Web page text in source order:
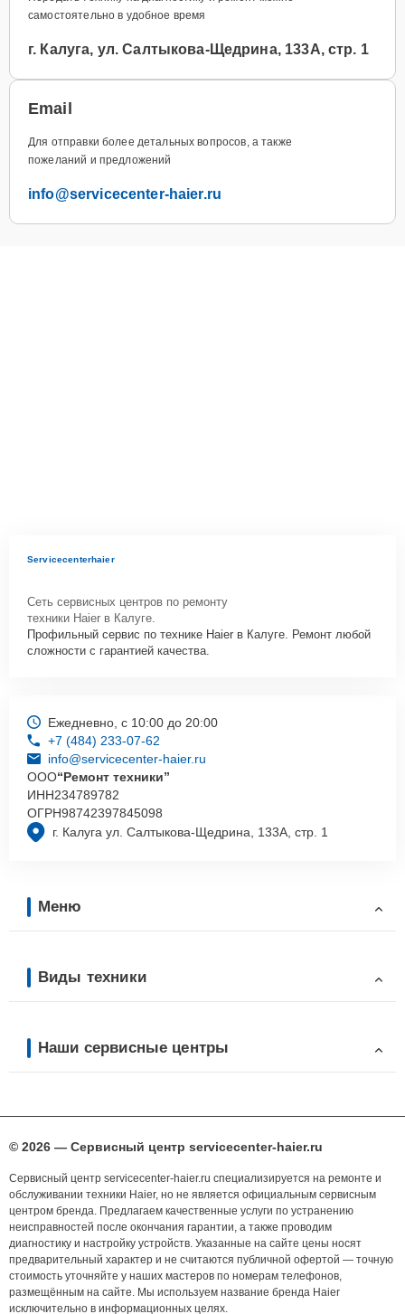
самостоятельно в удобное время
г. Калуга, ул. Салтыкова-Щедрина, 133А, стр. 1
Email
Для отправки более детальных вопросов, а также
пожеланий и предложений
info@servicecenter-haier.ru
Servicecenterhaier
Сеть сервисных центров по ремонту
техники Haier в Калуге.
Профильный сервис по технике Haier в Калуге. Ремонт любой
сложности с гарантией качества.
г. Калуга ул. Салтыкова-Щедрина, 133А, стр. 1
Ежедневно, с 10:00 до 20:00
+7 (484) 233-07-62
info@servicecenter-haier.ru
ООО“Ремонт техники”
ИНН234789782
ОГРН98742397845098
Меню
Виды техники
Наши сервисные центры
© 2026 — Сервисный центр servicecenter-haier.ru
Сервисный центр servicecenter-haier.ru специализируется на ремонте и
обслуживании техники Haier, но не является официальным сервисным
центром бренда. Предлагаем качественные услуги по устранению
неисправностей после окончания гарантии, а также проводим
диагностику и настройку устройств. Указанные на сайте цены носят
предварительный характер и не считаются публичной офертой — точную
стоимость уточняйте у наших мастеров по номерам телефонов,
размещённым на сайте. Мы используем название бренда Haier
исключительно в информационных целях.